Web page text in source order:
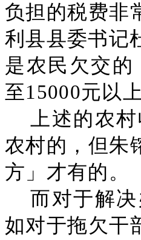
负担的税费非
利县县委书记
是农民欠交的
至15000元以
上述的农
农村的，但朱
方」才有的。
而对于解
如对于拖欠干